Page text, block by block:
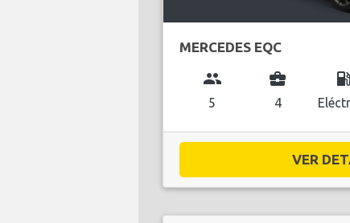
MERCEDES EQC
group
5
business_center
4
local_gas_station
VER